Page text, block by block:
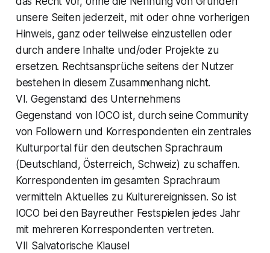
unsere Seiten jederzeit, mit oder ohne vorherigen
Hinweis, ganz oder teilweise einzustellen oder
durch andere Inhalte und/oder Projekte zu
ersetzen. Rechtsansprüche seitens der Nutzer
bestehen in diesem Zusammenhang nicht.
VI. Gegenstand des Unternehmens
Gegenstand von IOCO ist, durch seine Community
von Followern und Korrespondenten ein zentrales
Kulturportal für den deutschen Sprachraum
(Deutschland, Österreich, Schweiz) zu schaffen.
Korrespondenten im gesamten Sprachraum
vermitteln Aktuelles zu Kulturereignissen. So ist
IOCO bei den Bayreuther Festspielen jedes Jahr
mit mehreren Korrespondenten vertreten.
VII Salvatorische Klausel